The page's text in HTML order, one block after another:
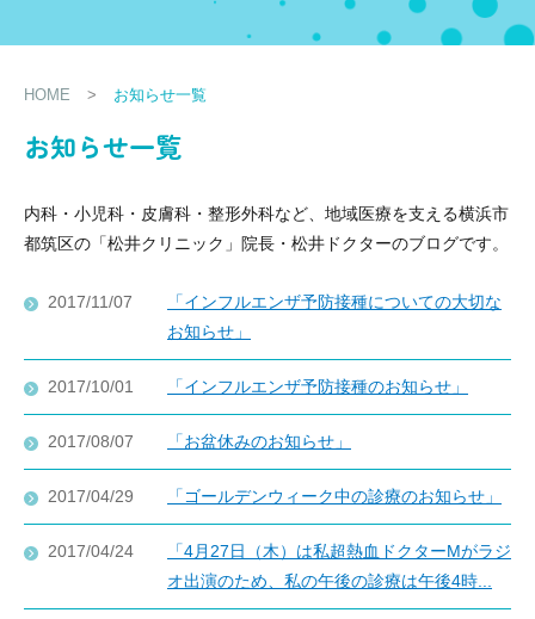
HOME > お知らせ一覧
お知らせ一覧
内科・小児科・皮膚科・整形外科など、地域医療を支える横浜市
都筑区の「松井クリニック」院長・松井ドクターのブログです。
2017/11/07
「インフルエンザ予防接種についての大切な
お知らせ」
2017/10/01 「インフルエンザ予防接種のお知らせ」
2017/08/07 「お盆休みのお知らせ」
2017/04/29 「ゴールデンウィーク中の診療のお知らせ」
2017/04/24
「4月27日（木）は私超熱血ドクターMがラジ
オ出演のため、私の午後の診療は午後4時...